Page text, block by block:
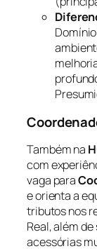
Também na
com
vaga para
e orienta a
tributos nos
Real, além
acessórias